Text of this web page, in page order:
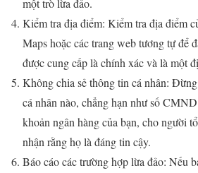
một trò lừa đảo.
Kiểm tra địa điểm: Kiểm tra địa điểm
Maps hoặc các trang web tương tự để
được cung cấp là chính xác và là một
Không chia sẻ thông tin cá nhân:
cá nhân nào, chẳng hạn như số
khoản ngân hàng của bạn, cho người
nhận rằng họ là đáng tin cậy.
Báo cáo các trường hợp lừa đảo: Nếu